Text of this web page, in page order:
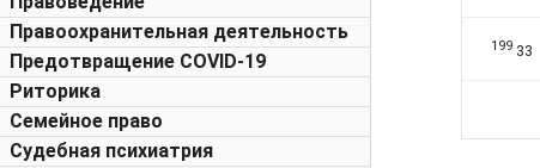
Правоохранительная деятельность
Предотвращение COVID-19
Риторика
Семейное право
Судебная психиатрия
199 33